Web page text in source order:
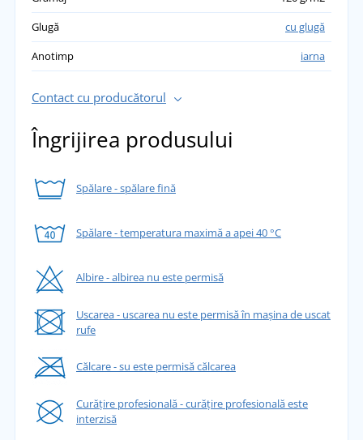
Glugă
cu glugă
Anotimp
iarna
Contact cu producătorul
Îngrijirea produsului
Spălare - spălare fină
Spălare - temperatura maximă a apei 40 °C
Albire - albirea nu este permisă
Uscarea - uscarea nu este permisă în mașina de uscat
rufe
Călcare - su este permisă călcarea
Curățire profesională - curățire profesională este
interzisă